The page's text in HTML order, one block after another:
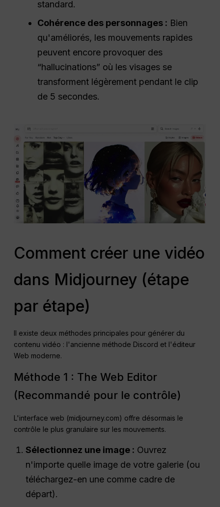
standard.
Cohérence des personnages : Bien
qu'améliorés, les mouvements rapides
peuvent encore provoquer des
“hallucinations” où les visages se
transforment légèrement pendant le clip
de 5 secondes.
Comment créer une vidéo
dans Midjourney (étape
par étape)
Il existe deux méthodes principales pour générer du
contenu vidéo : l'ancienne méthode Discord et l'éditeur
Web moderne.
Méthode 1 : The Web Editor
(Recommandé pour le contrôle)
L'interface web (midjourney.com) offre désormais le
contrôle le plus granulaire sur les mouvements.
Sélectionnez une image : Ouvrez
n'importe quelle image de votre galerie (ou
téléchargez-en une comme cadre de
départ).